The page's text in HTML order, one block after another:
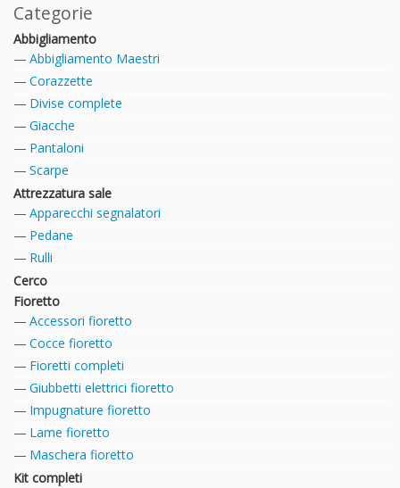
Categorie
Abbigliamento
Abbigliamento Maestri
Corazzette
Divise complete
Giacche
Pantaloni
Scarpe
Attrezzatura sale
Apparecchi segnalatori
Pedane
Rulli
Cerco
Fioretto
Accessori fioretto
Cocce fioretto
Fioretti completi
Giubbetti elettrici fioretto
Impugnature fioretto
Lame fioretto
Maschera fioretto
Kit completi